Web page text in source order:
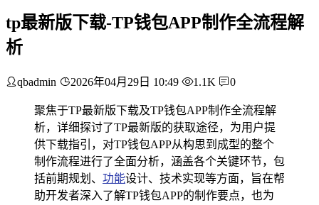
tp最新版下载-TP钱包APP制作全流程解
析
qbadmin 2026年04月29日 10:49 1.1K 0
聚焦于TP最新版下载及TP钱包APP制作全流程解
析，详细探讨了TP最新版的获取途径，为用户提
供下载指引，对TP钱包APP从构思到成型的整个
制作流程进行了全面分析，涵盖各个关键环节，包
括前期规划、 功能设计、技术实现等方面，旨在帮
助开发者深入了解TP钱包APP的制作要点，也为